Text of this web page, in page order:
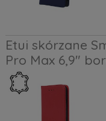
Etui skórzane
Pro Max 6,9"